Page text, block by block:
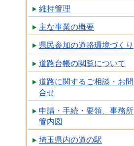
維持管理
主な事業の概要
県民参加の道路環境づくり
道路台帳の閲覧について
道路に関するご相談・お問
合せ
申請・手続・要領、事務所
管内図
埼玉県内の道の駅